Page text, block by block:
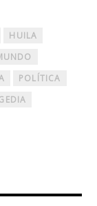
HUILA
POLÍTICA